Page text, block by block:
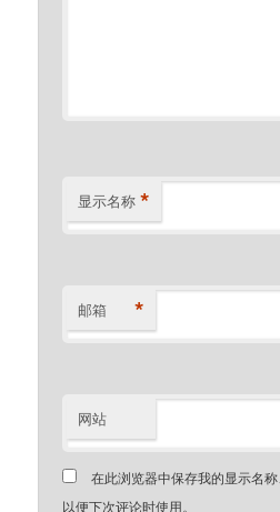
显示名称 *
邮箱 *
网站
在此浏览器中保存我的显示名
以便下次评论时使用。